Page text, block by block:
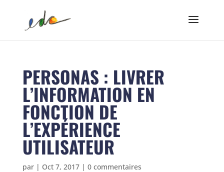
PERSONAS : LIVRER
L’INFORMATION EN
FONCTION DE
L’EXPÉRIENCE
UTILISATEUR
par | Oct 7, 2017| 0 commentaires